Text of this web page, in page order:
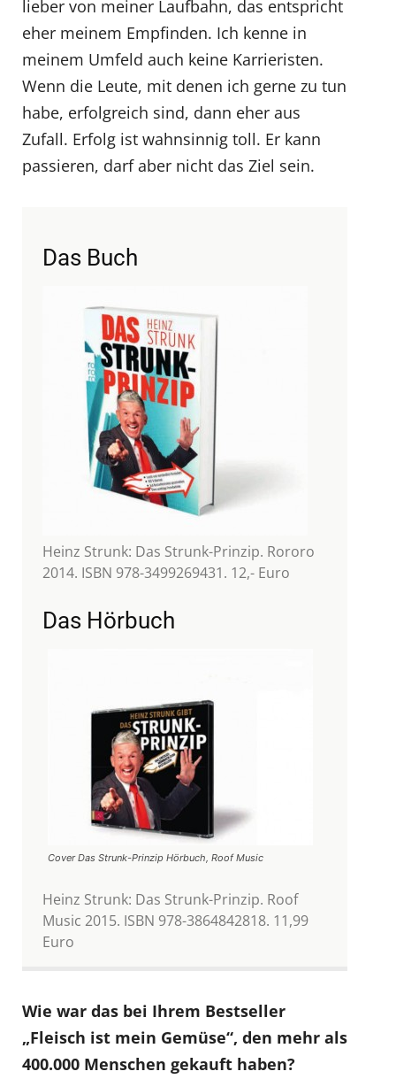
lieber von meiner Laufbahn, das entspricht
eher meinem Empfinden. Ich kenne in
meinem Umfeld auch keine Karrieristen.
Wenn die Leute, mit denen ich gerne zu tun
habe, erfolgreich sind, dann eher aus
Zufall. Erfolg ist wahnsinnig toll. Er kann
passieren, darf aber nicht das Ziel sein.
Das Buch
Heinz Strunk: Das Strunk-Prinzip. Rororo
2014. ISBN 978-3499269431. 12,- Euro
Das Hörbuch
Cover Das Strunk-Prinzip Hörbuch, Roof Music
Heinz Strunk: Das Strunk-Prinzip. Roof
Music 2015. ISBN 978-3864842818. 11,99
Euro
Wie war das bei Ihrem Bestseller
„Fleisch ist mein Gemüse“, den mehr als
400.000 Menschen gekauft haben?